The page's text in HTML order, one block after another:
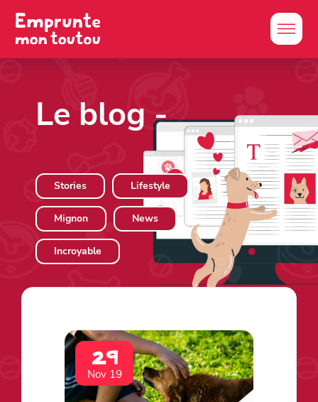
Le blog-
Stories Lifestyle
Mignon News
Incroyable
29
Nov 19